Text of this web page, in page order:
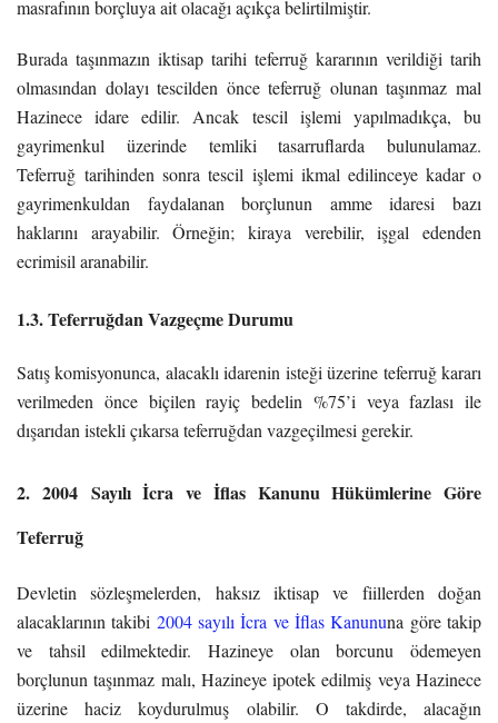
masrafının borçluya ait olacağı açıkça belirtilmiştir.
Burada taşınmazın iktisap tarihi teferruğ kararının verildiği tarih
olmasından dolayı tescilden önce teferruğ olunan taşınmaz mal
Hazinece idare edilir. Ancak tescil işlemi yapılmadıkça, bu
gayrimenkul üzerinde temliki tasarruflarda bulunulamaz.
Teferruğ tarihinden sonra tescil işlemi ikmal edilinceye kadar o
gayrimenkuldan faydalanan borçlunun amme idaresi bazı
haklarını arayabilir. Örneğin; kiraya verebilir, işgal edenden
ecrimisil aranabilir.
1.3. Teferruğdan Vazgeçme Durumu
Satış komisyonunca, alacaklı idarenin isteği üzerine teferruğ kararı
verilmeden önce biçilen rayiç bedelin %75’i veya fazlası ile
dışarıdan istekli çıkarsa teferruğdan vazgeçilmesi gerekir.
2. 2004 Sayılı İcra ve İflas Kanunu Hükümlerine Göre
Teferruğ
Devletin sözleşmelerden, haksız iktisap ve fiillerden doğan
alacaklarının takibi 2004 sayılı İcra ve İflas Kanununa göre takip
ve tahsil edilmektedir. Hazineye olan borcunu ödemeyen
borçlunun taşınmaz malı, Hazineye ipotek edilmiş veya Hazinece
üzerine haciz koydurulmuş olabilir. O takdirde, alacağın